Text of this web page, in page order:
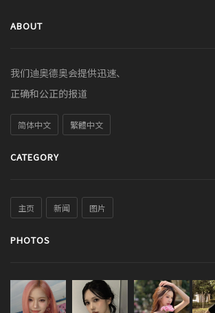
ABOUT
我们迪奥德奥会提供迅速、
正确和公正的报道
简体中文 繁體中文
CATEGORY
主页 新闻 图片
PHOTOS